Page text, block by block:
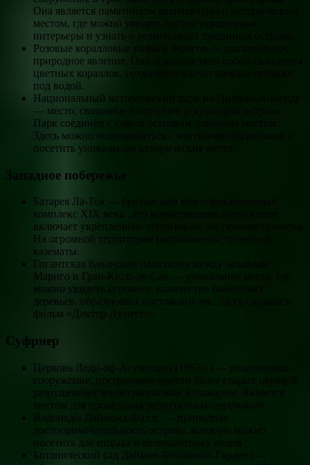
Она является памятником архитектуры и историческим
местом, где можно увидеть богато украшенные
интерьеры и узнать о религиозных традициях острова.
Розовые коралловые рифы у берегов — удивительное
природное явление. Они представляют собой скопления
цветных кораллов, создающих впечатляющие пейзажи
под водой.
Национальный исторический парк на Пиджен-Айленде
— место, связанное с историей и культурой острова.
Парк соединён с самим островом длинным мостом.
Здесь можно познакомиться с местными традициями и
посетить уникальные исторические места.
Западное побережье
Батарея Ла-Ток — британский фортификационный
комплекс XIX века. Это впечатляющее сооружение
включает укреплённые территории, подземные бункеры.
На огромной территории расположены туннели и
казематы.
Гигантская банановая плантация между заливами
Мариго и Гран-Кюль-де-Сак — уникальное место, где
можно увидеть огромное количество банановых
деревьев, образующих настоящий лес. Здесь снимался
фильм «Доктор Дулиттл».
Суфриер
Церковь Леди-оф-Асумпсьон (1953 г.) — религиозное
сооружение, построенное вместо более старых церквей,
разрушенных землетрясениями и пожаром. Является
местом для проведения религиозных церемоний.
Водопады Даймонд-Фаллс — природная
достопримечательность острова, которую можно
посетить для отдыха и великолепных видов.
Ботанический сад Даймон-Ботаникал-Гарденз —